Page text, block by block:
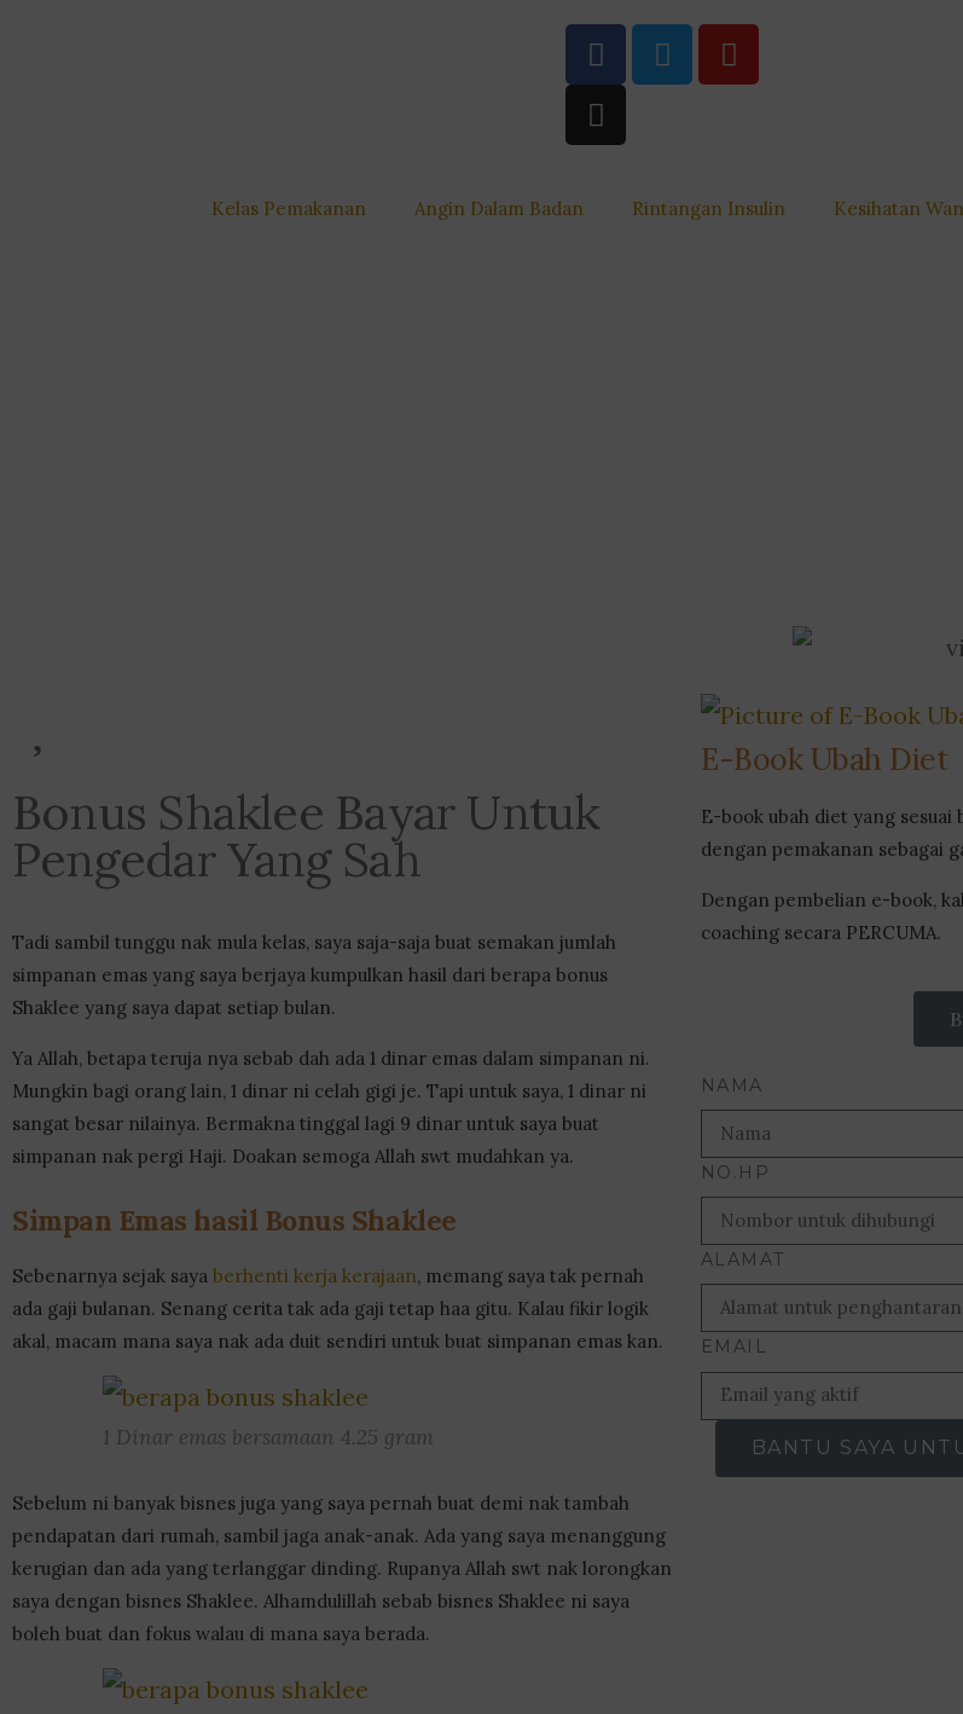
Kelas Pemakanan Angin Dalam Badan Rintangan Insulin Kesihatan
Bonus Shaklee Bayar Untuk
Pengedar Yang Sah
Tadi sambil tunggu nak mula kelas, saya saja-saja buat semakan jumlah
simpanan emas yang saya berjaya kumpulkan hasil dari berapa bonus
Shaklee yang saya dapat setiap bulan.
Ya Allah, betapa teruja nya sebab dah ada 1 dinar emas dalam simpanan ni.
Mungkin bagi orang lain, 1 dinar ni celah gigi je. Tapi untuk saya, 1 dinar ni
sangat besar nilainya. Bermakna tinggal lagi 9 dinar untuk saya buat
simpanan nak pergi Haji. Doakan semoga Allah swt mudahkan ya.
Simpan Emas hasil Bonus Shaklee
Sebenarnya sejak saya berhenti kerja kerajaan, memang saya tak pernah
ada gaji bulanan. Senang cerita tak ada gaji tetap haa gitu. Kalau fikir logik
akal, macam mana saya nak ada duit sendiri untuk buat simpanan emas kan.
1 Dinar emas bersamaan 4.25 gram
Sebelum ni banyak bisnes juga yang saya pernah buat demi nak tambah
pendapatan dari rumah, sambil jaga anak-anak. Ada yang saya menanggung
kerugian dan ada yang terlanggar dinding. Rupanya Allah swt nak lorongkan
saya dengan bisnes Shaklee. Alhamdulillah sebab bisnes Shaklee ni saya
boleh buat dan fokus walau di mana saya berada.
E-Book Ubah Diet
E-book ubah diet yang
dengan pemakanan sebagai
Dengan pembelian e-book,
coaching secara PERCUMA.
NAMA
NO.HP
ALAMAT
EMAIL
BANTU SAYA